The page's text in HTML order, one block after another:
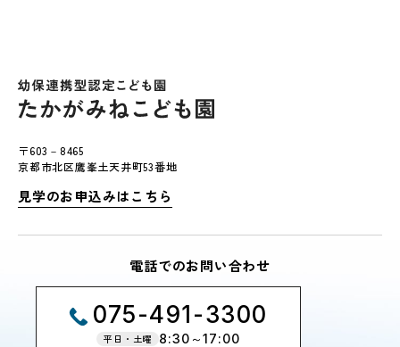
〒603－8465
京都市北区鷹峯土天井町53番地
見学のお申込みはこちら
電話でのお問い合わせ
075-491-3300
平日・土曜 8:30～17:00